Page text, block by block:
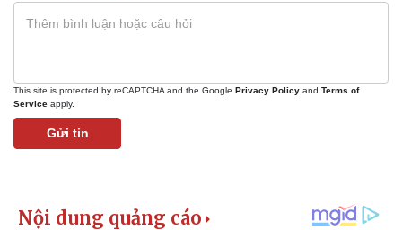
This site is protected by reCAPTCHA and the Google Privacy Policy and Terms of
Service apply.
Gửi tin